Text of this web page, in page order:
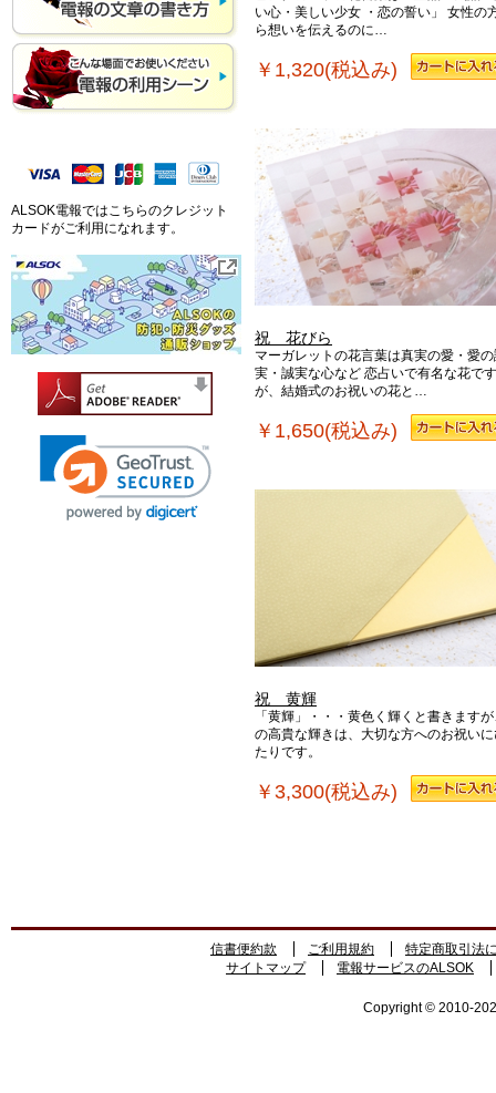
い心・美しい少女 ・恋の誓い」 女性の
ら想いを伝えるのに…
￥1,320(税込み)
祝 花びら
マーガレットの花言葉は真実の愛・愛
実・誠実な心など 恋占いで有名な花です
が、結婚式のお祝いの花と…
￥1,650(税込み)
祝 黄輝
「黄輝」・・・黄色く輝くと書きます
の高貴な輝きは、大切な方へのお祝い
たりです。
￥3,300(税込み)
ALSOK電報ではこちらのクレジット
カードがご利用になれます。
信書便約款 ご利用規約
特定商取引法
サイトマップ
電報サービスのALSOK
Copyright © 2010-